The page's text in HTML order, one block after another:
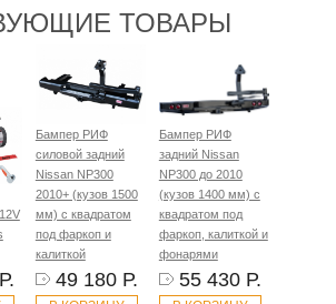
ТОВАРЫ
Бампер РИФ
силовой задний
Nissan NP300
2010+ (кузов 1500
мм) с квадратом
под фаркоп и
калиткой
49 180 Р.
Бампер РИФ
задний Nissan
NP300 до 2010
(кузов 1400 мм) с
квадратом под
фаркоп, калиткой и
фонарями
55 430 Р.